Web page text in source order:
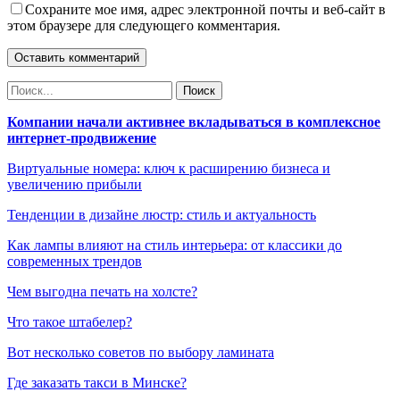
Сохраните мое имя, адрес электронной почты и веб-сайт в
этом браузере для следующего комментария.
Компании начали активнее вкладываться в комплексное
интернет-продвижение
Виртуальные номера: ключ к расширению бизнеса и
увеличению прибыли
Тенденции в дизайне люстр: стиль и актуальность
Как лампы влияют на стиль интерьера: от классики до
современных трендов
Чем выгодна печать на холсте?
Что такое штабелер?
Вот несколько советов по выбору ламината
Где заказать такси в Минске?